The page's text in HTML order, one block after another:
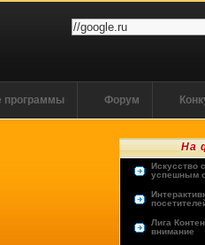
программы Форум
На
Искусство
успешным
Лига
внимание